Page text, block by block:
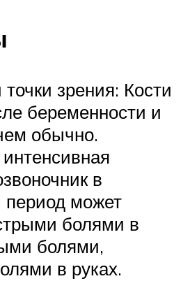
зрения: Кости
беременности и
обычно.
в
период может
болями в
болями,
в руках.